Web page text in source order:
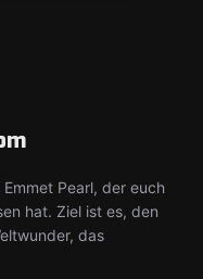
Pearl, der euch
hat. Ziel ist es, den
das